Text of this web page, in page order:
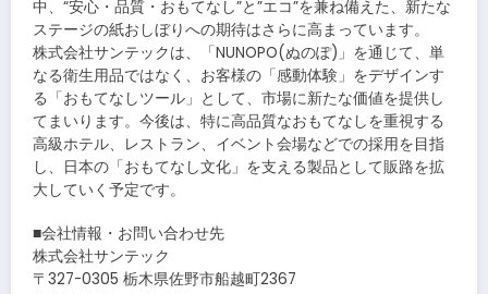
中、“安心・品質・おもてなし”と”エコ”を兼ね備えた、新たな
ステージの紙おしぼりへの期待はさらに高まっています。
株式会社サンテックは、「NUNOPO(ぬのぽ)」を通じて、単
なる衛生用品ではなく、お客様の「感動体験」をデザインす
る「おもてなしツール」として、市場に新たな価値を提供し
てまいります。今後は、特に高品質なおもてなしを重視する
高級ホテル、レストラン、イベント会場などでの採用を目指
し、日本の「おもてなし文化」を支える製品として販路を拡
大していく予定です。
■会社情報・お問い合わせ先
株式会社サンテック
〒327-0305 栃木県佐野市船越町2367